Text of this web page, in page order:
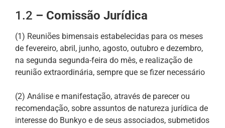
1.2 – Comissão Jurídica
(1) Reuniões bimensais estabelecidas para os meses
de fevereiro, abril, junho, agosto, outubro e dezembro,
na segunda segunda-feira do mês, e realização de
reunião extraordinária, sempre que se fizer necessário
(2) Análise e manifestação, através de parecer ou
recomendação, sobre assuntos de natureza jurídica de
interesse do Bunkyo e de seus associados, submetidos